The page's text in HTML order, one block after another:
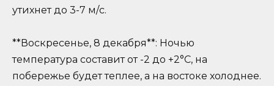
утихнет до 3-7 м/с.
**Воскресенье, 8 декабря**: Ночью
температура составит от -2 до +2°C, на
побережье будет теплее, а на востоке холоднее.